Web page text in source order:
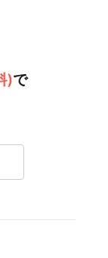
)で